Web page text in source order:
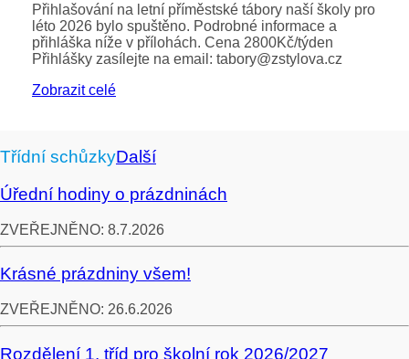
Přihlašování na letní příměstské tábory naší školy pro
léto 2026 bylo spuštěno. Podrobné informace a
přihláška níže v přílohách. Cena 2800Kč/týden
Přihlášky zasílejte na email: tabory@zstylova.cz
Zobrazit celé
Třídní schůzkyDalší
Úřední hodiny o prázdninách
ZVEŘEJNĚNO: 8.7.2026
Krásné prázdniny všem!
ZVEŘEJNĚNO: 26.6.2026
Rozdělení 1. tříd pro školní rok 2026/2027